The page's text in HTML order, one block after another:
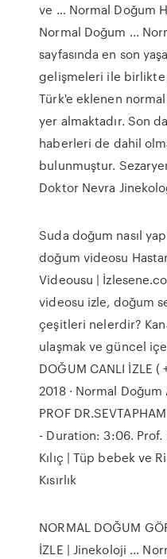
ve … Normal Doğum
Normal Doğum ...
sayfasında en son
gelişmeleri ile
Türk'e eklenen
yer almaktadır. Son
haberleri de dahil
bulunmuştur.
Doktor Nevra
Suda doğum nasıl
doğum videosu
Videousu |
videosu izle, doğum
çeşitleri nelerdir?
ulaşmak ve güncel
DOĞUM CANLI İZLE (
2018 · Normal Doğum
PROF
- Duration: 3:06.
Kılıç | Tüp bebek ve
Kısırlık
NORMAL DOĞUM
İZLE | Jinekoloji ...